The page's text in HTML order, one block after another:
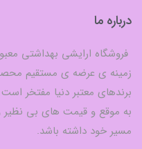
درباره ما
زمینه ی عرضه ی مستقیم
برندهای معتبر دنیا مفتخر
به موقع و قیمت های بی
مسیر خود داشته باشد.